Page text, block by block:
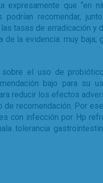
expresamente que “en
recomendar,
tasas de erradicación y
la evidencia: muy baja;
sobre el uso de
bajo para su
reducir los efectos
de recomendación. Por
con infección por Hp
tolerancia